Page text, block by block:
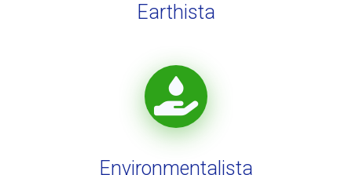
Earthista
Environmentalista